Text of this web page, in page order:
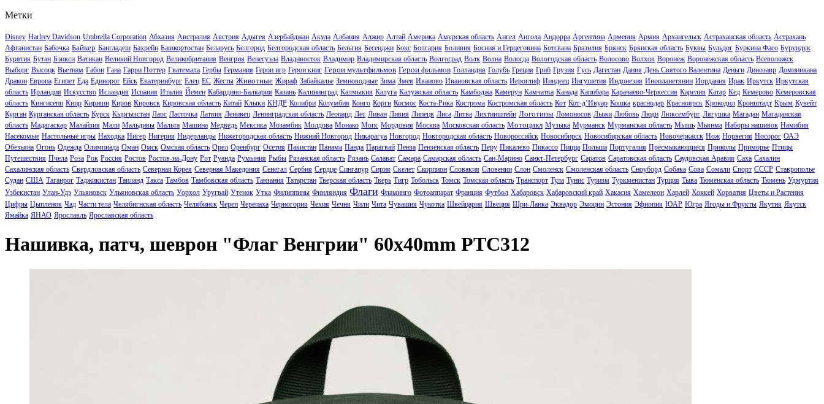
Метки
Disney Harlrey Davidson Umbrella Corporation Абхазия Австралия Австрия Адыгея Азербайджан Акула Албания Алжир Алтай Америка Амурская область Ангел Ангола Андорра Аргентина Армения Армия Архангельск Астраханская область Астрахань
Афганистан Бабочка Байкер Бангладеш Бахрейн Башкортостан Беларусь Белгород Белгородская область Бельгия Бесенджи Бокс Болгария Боливия Босния и Герцеговина Ботсвана Бразилия Брянск Брянская область Буквы Бульдог Буркина Фасо Бурундук
Бурятия Бутан Бэнкси Ватикан Великий Новгород Великобритания Венгрия Венесуэла Владивосток Владимир Владимирская область Волгоград Волк Волна Вологда Вологодская область Волосово Волхов Воронеж Воронежская область Всеволожск
Выборг Высоцк Вьетнам Габон Гана Гарри Поттер Гватемала Гербы Германия Герои игр Герои книг Герои мультфильмов Герои фильмов Голландия Голубь Греция Гриб Грузия Гусь Дагестан Дания День Святого Валентина Деньги Динозавр Доминикана
Дракон Европа Египет Еда Единорог Ейск Екатеринбург Елец ЕС Жесты Животные Жираф Забайкалье Земноводные Зима Змея Иваново Ивановская область Иероглиф Ииндеец Ингушетия Индонезия Инопланетянин Иордания Ирак Иркутск Иркутская
область Ирландия Искусство Исландия Испания Италия Йемен Кабардино-Балкария Казань Калининград Калмыкия Калуга Калужская область Камбоджа Камерун Камчатка Канада Капибара Карачаево-Черкессия Карелия Катар Кед Кемерово Кемеровская
область Кингисепп Кипр Кириши Киров Кировск Кировская область Китай Клыки КНДР Колибри Колумбия Конго Корги Космос Коста-Рика Кострома Костромская область Кот Кот-д’Ивуар Кошка краснодар Красноярск Крокодил Кронштадт Крым Кувейт
Курган Курганская область Курск Кыргызстан Лаос Ласточка Латвия Ленивец Ленинградская область Леопард Лес Ливан Ливия Липецк Лиса Литва Лихтинштейн Логотипы Ломоносов Лыжи Любовь Люди Люксембург Лягушка Магадан Магаданская
область Мадагаскар Малайзия Мали Мальдивы Мальта Машина Медведь Мексика Мозамбик Молдова Монако Мопс Мордовия Москва Московская область Мотоцикл Музыка Мурманск Мурманская область Мышь Мьянма Наборы нашивок Намибия
Насекомые Настольные игры Находка Нигер Нигерия Нидерланды Нижегородская область Нижний Новгород Никарагуа Новгород Новгородская область Новороссийск Новосибирск Новосибирская область Новочеркасск Нож Норвегия Носорог ОАЭ
Обезьяна Огонь Одежда Олимпиада Оман Омск Омская область Орел Оренбург Осетия Пакистан Панама Панда Парагвай Пенза Пензенская область Перу Пикалево Пикассо Пицца Польша Португалия Пресмыкающиеся Приколы Приморье Птицы
Путешествия Пчела Роза Рок Россия Ростов Ростов-на-Дону Рот Руанда Румыния Рыбы Рязанская область Рязань Салават Самара Самарская область Сан-Марино Санкт-Петербург Саратов Саратовская область Саудовская Аравия Саха Сахалин
Сахалинская область Свердловская область Северная Корея Северная Македония Сенегал Сербия Сердце Сингапур Сирия Скелет Скорпион Словакия Словении Слон Смоленск Смоленская область Сноуборд Собака Сова Сомали Спорт СССР Ставрополье
Судан США Таганрог Таджикистан Таиланд Такса Тамбов Тамбовская область Танзания Татарстан Тверская область Тверь Тигр Тобольск Томск Томская область Транспорт Тула Тунис Туризм Туркменистан Турция Тыва Тюменская область Тюмень Удмуртия
Узбекистан Улан-Удэ Ульяновск Ульяновская область Уорхол Уругвай Утенок Утка Филиппины Финляндия Флаги Фламинго Фотоаппарат Франция Футбол Хабаровск Хабаровский край Хакасия Хамелеон Харлей Хоккей Хорватия Цветы и Растения
Цифры Цыпленок Чад Части тела Челябигнская область Челябинск Череп Черепаха Черногория Чехия Чечня Чили Чита Чувашия Чукотка Швейцария Швеция Шри-Ланка Эквадор Эмоции Эстония Эфиопия ЮАР Югра Ягоды и Фрукты Якутия Якутск
Ямайка ЯНАО Ярославль Ярославская область
Нашивка, патч, шеврон "Флаг Венгрии" 60x40mm PTC312